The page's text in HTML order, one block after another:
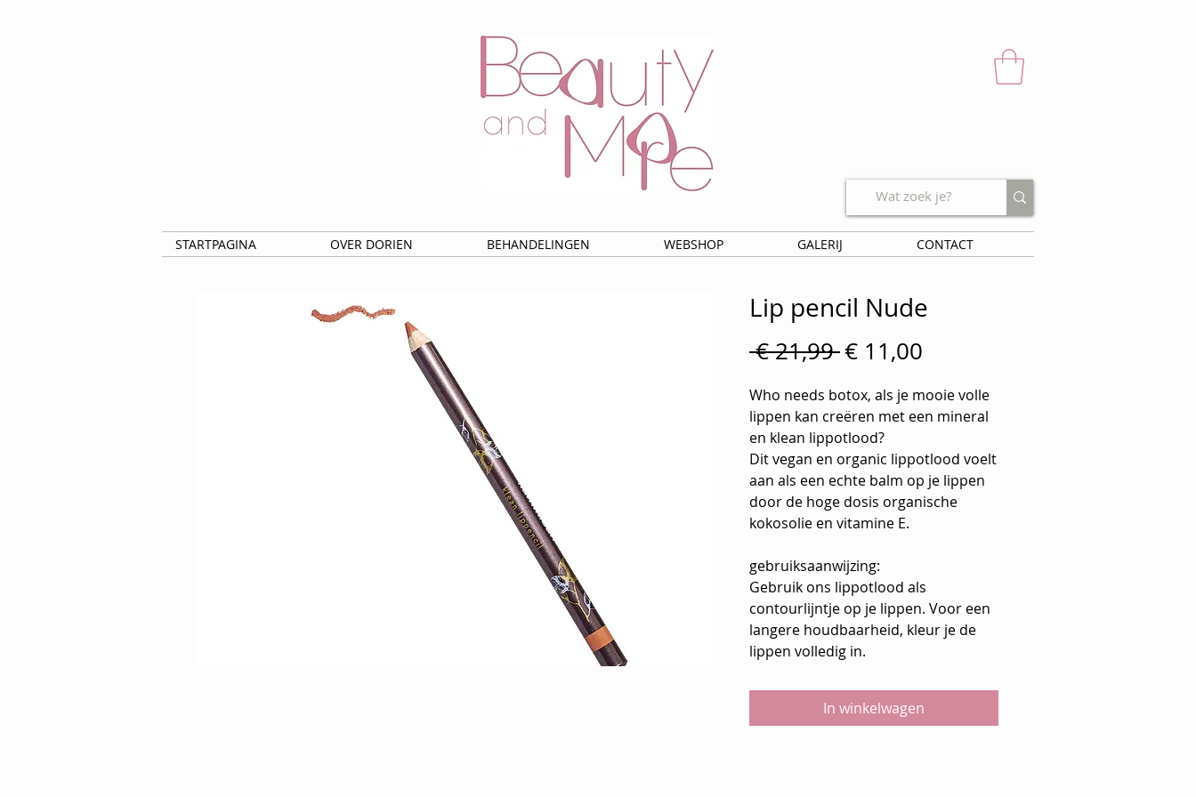
STARTPAGINA OVER DORIEN BEHANDELINGEN WEBSHOP GALERIJ CONTACT
Lip pencil Nude
€ 21,99 Normale
prijs
€ 11,00
Who needs botox, als je mooie volle
lippen kan creëren met een mineral
en klean lippotlood?
Dit vegan en organic lippotlood voelt
aan als een echte balm op je lippen
door de hoge dosis organische
kokosolie en vitamine E.
gebruiksaanwijzing:
Gebruik ons lippotlood als
contourlijntje op je lippen. Voor een
langere houdbaarheid, kleur je de
lippen volledig in.
In winkelwagen